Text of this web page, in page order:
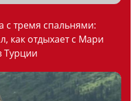
с тремя спальнями:
как отдыхает с Мари
Турции